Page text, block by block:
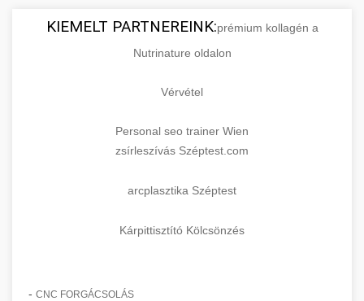
KIEMELT PARTNEREINK:prémium kollagén a
Nutrinature oldalon
Vérvétel
Personal seo trainer Wien
zsírleszívás Széptest.com
arcplasztika Széptest
Kárpittisztító Kölcsönzés
- CNC FORGÁCSOLÁS